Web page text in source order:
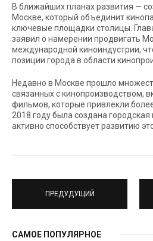
В ближайших планах развития —
Москве, который объединит
ключевые площадки столицы.
заявил о намерении продвигать
международной киноиндустрии,
позиции города в области
Недавно в Москве прошло
связанных с кинопроизводством,
фильмов, которые привлекли
2018 году была создана
активно способствует развитию
ПРЕДУДУЩИЙ
САМОЕ ПОПУЛЯРНОЕ